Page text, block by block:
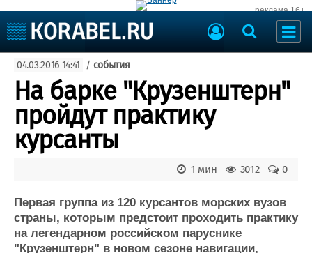
реклама 16+
Судоходство
Судоремонт
События
Пресс-релизы
Порты
Рыболовство
ВМФ
Образование
Судостроение
Пульс
Новости
Торговая площадка
Доска объявлений
Продажа флота
04.03.2016 14:41 / события
На барке "Крузенштерн"
пройдут практику
курсанты
0
3012
1 мин
Первая группа из 120 курсантов морских вузов
страны, которым предстоит проходить практику
на легендарном российском паруснике
"Крузенштерн" в новом сезоне навигации,